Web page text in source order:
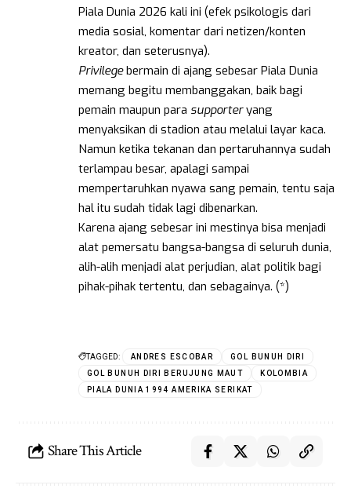
Piala Dunia 2026 kali ini (efek psikologis dari
media sosial, komentar dari netizen/konten
kreator, dan seterusnya).
Privilegebermain di ajang sebesar Piala Dunia
memang begitu membanggakan, baik bagi
pemain maupun para supporteryang
menyaksikan di stadion atau melalui layar kaca.
Namun ketika tekanan dan pertaruhannya sudah
terlampau besar, apalagi sampai
mempertaruhkan nyawa sang pemain, tentu saja
hal itu sudah tidak lagi dibenarkan.
Karena ajang sebesar ini mestinya bisa menjadi
alat pemersatu bangsa-bangsa di seluruh dunia,
alih-alih menjadi alat perjudian, alat politik bagi
pihak-pihak tertentu, dan sebagainya. (*)
TAGGED: ANDRES ESCOBAR
GOL BUNUH DIRI
GOL BUNUH DIRI BERUJUNG MAUT
KOLOMBIA
PIALA DUNIA 1994 AMERIKA SERIKAT
Share This Article